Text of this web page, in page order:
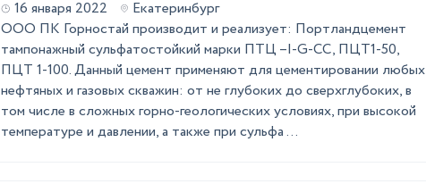
16 января 2022
Екатеринбург
ООО ПК Горностай производит и реализует: Портландцемент
тампонажный сульфатостойкий марки ПТЦ –I-G-CC, ПЦТ1-50,
ПЦТ 1-100. Данный цемент применяют для цементировании любых
нефтяных и газовых скважин: от не глубоких до сверхглубоких, в
том числе в сложных горно-геологических условиях, при высокой
температуре и давлении, а также при сульфа ...